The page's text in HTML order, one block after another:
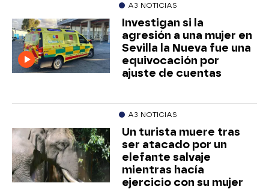
A3 NOTICIAS
Investigan si la
agresión a una mujer en
Sevilla la Nueva fue una
equivocación por
ajuste de cuentas
A3 NOTICIAS
Un turista muere tras
ser atacado por un
elefante salvaje
mientras hacía
ejercicio con su mujer